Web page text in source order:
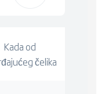
Kada od
čelika